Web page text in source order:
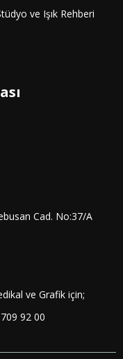
ve Işık Rehberi
Cad. No:37/A
ve Grafik için;
92 00